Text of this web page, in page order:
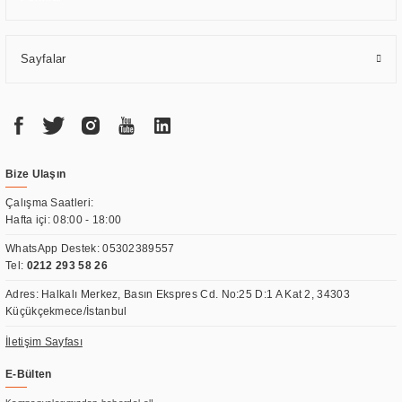
Sayfalar
Bize Ulaşın
Çalışma Saatleri:
Hafta içi: 08:00 - 18:00
WhatsApp Destek:05302389557
Tel: 0212 293 58 26
Adres: Halkalı Merkez, Basın Ekspres Cd. No:25 D:1 A Kat 2, 34303
Küçükçekmece/İstanbul
İletişim Sayfası
E-Bülten